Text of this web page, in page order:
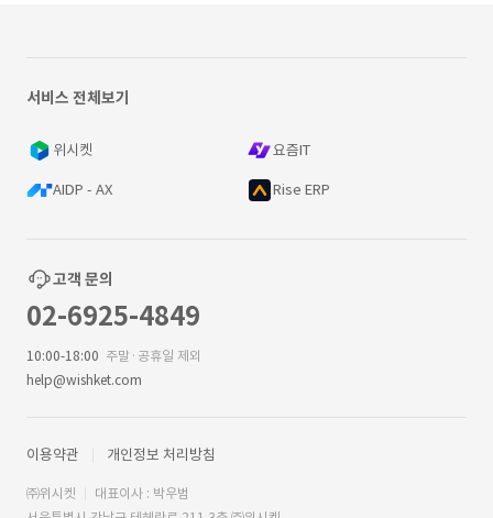
서비스 전체보기
위시켓 요즘IT
AIDP - AX Rise ERP
고객 문의
02-6925-4849
10:00-18:00 주말·공휴일 제외
help@wishket.com
이용약관 개인정보 처리방침
㈜위시켓
대표이사 : 박우범